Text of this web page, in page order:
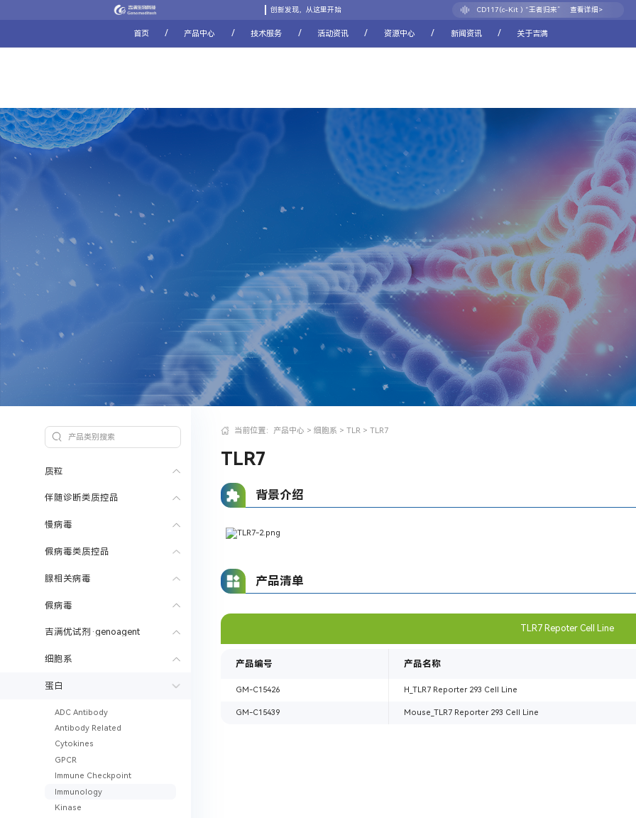
创新发现，从这里开始 CD117(c-Kit ) “王者归来”
查看详细>
首页 / 产品中心 / 技术服务 / 活动资讯 / 资源中心 / 新闻资讯 / 关于吉满
质粒
伴随诊断类质控品
慢病毒
假病毒类质控品
腺相关病毒
假病毒
吉满优试剂·genoagent
细胞系
蛋白
ADC Antibody
Antibody Related
Cytokines
GPCR
Immune Checkpoint
Immunology
Kinase
当前位置： 产品中心 >细胞系 >TLR > TLR7
TLR7
背景介绍
产品清单
TLR7 Repoter Cell Line
产品编号 产品名称
GM-C15426 H_TLR7 Reporter 293 Cell Line
GM-C15439 Mouse_TLR7 Reporter 293 Cell Line